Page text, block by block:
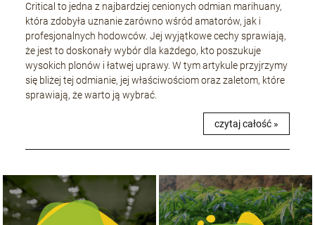
Critical to jedna z najbardziej cenionych odmian marihuany,
która zdobyła uznanie zarówno wśród amatorów, jak i
profesjonalnych hodowców. Jej wyjątkowe cechy sprawiają,
że jest to doskonały wybór dla każdego, kto poszukuje
wysokich plonów i łatwej uprawy. W tym artykule przyjrzymy
się bliżej tej odmianie, jej właściwościom oraz zaletom, które
sprawiają, że warto ją wybrać.
czytaj całość »
NASIONA MARIHUANY TOP 10 INDOOR
KUP TERAZ NASIONA MARIHUANY TOP 10 OUTDOOR
KUP TERAZ